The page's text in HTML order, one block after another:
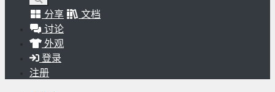
分享
文档
讨论
外观
登录
注册